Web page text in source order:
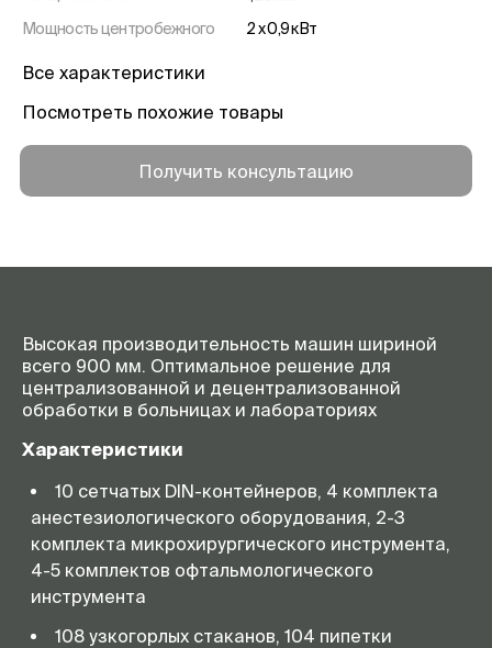
Мощность центробежного
2 x 0,9 кВт
Общая потребляемая
мощность
Производительность
Все характеристики
Посмотреть похожие товары
Получить консультацию
Высокая производительность машин шириной
всего 900 мм. Оптимальное решение для
централизованной и децентрализованной
обработки в больницах и лабораториях
Характеристики
10 сетчатых DIN-контейнеров, 4 комплекта
анестезиологического оборудования, 2-3
комплекта микрохирургического инструмента,
4-5 комплектов офтальмологического
инструмента
108 узкогорлых стаканов, 104 пипетки